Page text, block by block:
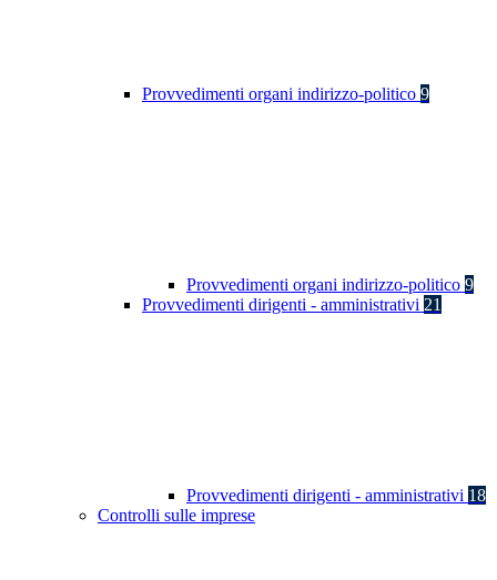
Provvedimenti organi indirizzo-politico 9
Provvedimenti organi indirizzo-politico 9
Provvedimenti dirigenti - amministrativi 21
Provvedimenti dirigenti - amministrativi 18
Controlli sulle imprese